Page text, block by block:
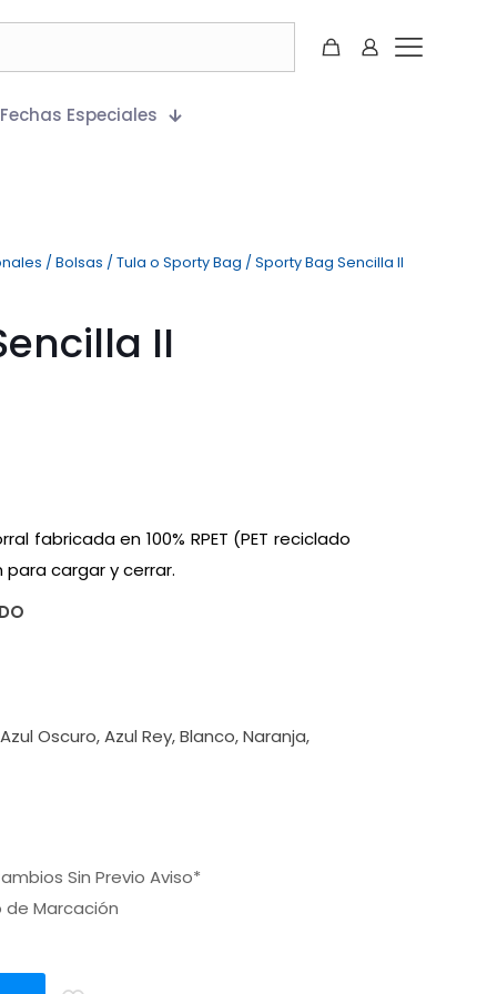
Fechas Especiales
/ Bolsas / Tula o Sporty Bag / Sporty Bag Sencilla II
II
fabricada en 100% RPET (PET reciclado
cargar y cerrar.
Oscuro, Azul Rey, Blanco, Naranja,
Sin Previo Aviso*
de Marcación